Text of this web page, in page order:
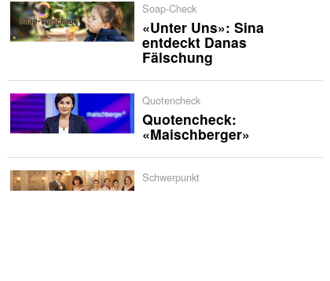
Soap-Check
«Unter Uns»: Sina
entdeckt Danas
Fälschung
Quotencheck
Quotencheck:
«Maischberger»
Schwerpunkt